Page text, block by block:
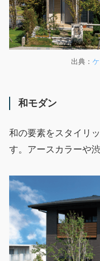
出典：
和モダン
和の要素をスタイリ
す。アースカラーや